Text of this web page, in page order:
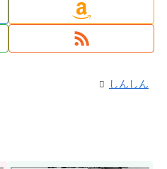
しんしん